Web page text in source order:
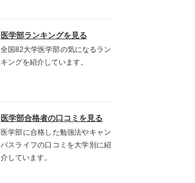
医学部ランキングを見る
全国82大学医学部の気になるラン
キングを紹介しています。
医学部合格者の口コミを見る
医学部に合格した勉強法やキャン
パスライフの口コミを大学別に紹
介しています。